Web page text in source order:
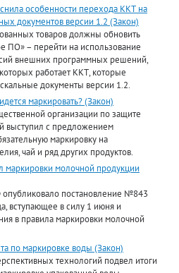
особенности перехода ККТ на
документов версии 1.2 (Закон)
товаров должны обновить
ПО» – перейти на использование
внешних программных решений,
работает ККТ, которые
документы версии 1.2.
маркировать? (Закон)
организации по защите
выступил с предложением
маркировку на
чай и ряд других продуктов.
маркировки молочной продукции
опубликовало постановление №843
вступающее в силу 1 июня и
в правила маркировки молочной
по маркировке воды (Закон)
технологий подвел итоги